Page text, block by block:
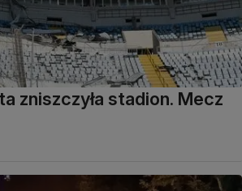
zniszczyła stadion. Mecz